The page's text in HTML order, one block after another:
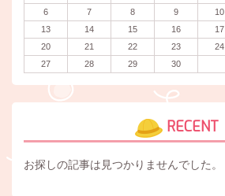
6
7 8 9 10
13
14 15 16 17
20
21 22 23 24
27
28 29 30
RECENT
お探しの記事は見つかりませんでした。